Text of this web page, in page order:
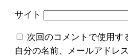
サイト
次回のコメントで使用す
自分の名前、メールアドレ